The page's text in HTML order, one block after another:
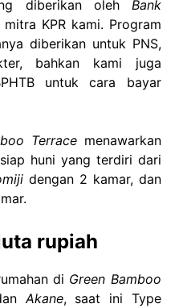
diberikan oleh Bank
mitra KPR kami. Program
diberikan untuk PNS,
bahkan kami juga
untuk cara bayar
Terracemenawarkan
huni yang terdiri dari
dengan 2 kamar, dan
rupiah
di Green Bamboo
Akane, saat ini Type